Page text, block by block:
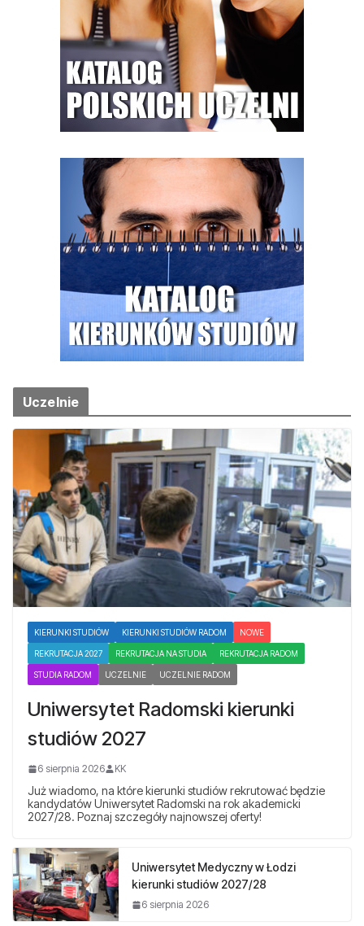
Uczelnie
KIERUNKI STUDIÓW KIERUNKI STUDIÓW RADOM NOWE
REKRUTACJA 2027 REKRUTACJA NA STUDIA REKRUTACJA RADOM
STUDIA RADOM UCZELNIE UCZELNIE RADOM
Uniwersytet Radomski kierunki
studiów 2027
6 sierpnia 2026 KK
Już wiadomo, na które kierunki studiów rekrutować będzie
kandydatów Uniwersytet Radomski na rok akademicki
2027/28. Poznaj szczegóły najnowszej oferty!
Uniwersytet Medyczny w Łodzi
kierunki studiów 2027/28
6 sierpnia 2026